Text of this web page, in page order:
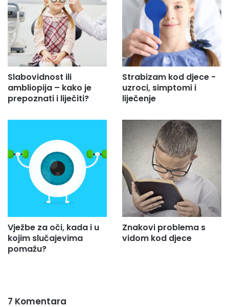
Slabovidnost ili
ambliopija – kako je
prepoznati i liječiti?
Strabizam kod djece -
uzroci, simptomi i
liječenje
Vježbe za oči, kada i u
kojim slučajevima
pomažu?
Znakovi problema s
vidom kod djece
7 Komentara